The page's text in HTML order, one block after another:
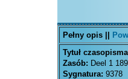
Pełny opis ||
Tytuł
Zasób: Deel 1
Sygnatura: 9378